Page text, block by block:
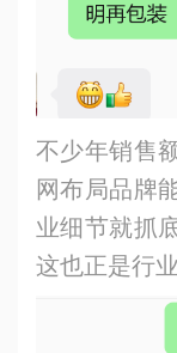
不少年销售
网布局品牌
业细节就抓
这也正是行